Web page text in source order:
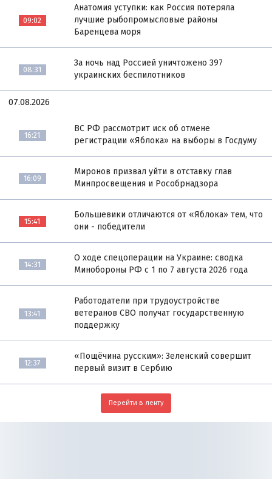
09:02
Анатомия уступки: как Россия потеряла
лучшие рыбопромысловые районы
Баренцева моря
08:31
За ночь над Россией уничтожено 397
украинских беспилотников
07.08.2026
16:21
ВС РФ рассмотрит иск об отмене
регистрации «Яблока» на выборы в Госдуму
16:09
Миронов призвал уйти в отставку глав
Минпросвещения и Рособрнадзора
15:41
Большевики отличаются от «Яблока» тем, что
они - победители
14:31
О ходе спецоперации на Украине: сводка
Минобороны РФ с 1 по 7 августа 2026 года
13:41
Работодатели при трудоустройстве
ветеранов СВО получат государственную
поддержку
12:37
«Пощёчина русским»: Зеленский совершит
первый визит в Сербию
Перейти в ленту